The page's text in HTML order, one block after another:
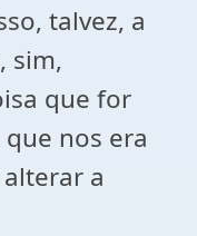
talvez, a
sim,
que for
nos era
a